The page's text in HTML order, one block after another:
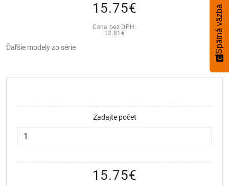
15.75€
Cena bez DPH:
12.81€
Ďaľšie modely zo série
Zadajte počet
15.75€
Spätná väzba